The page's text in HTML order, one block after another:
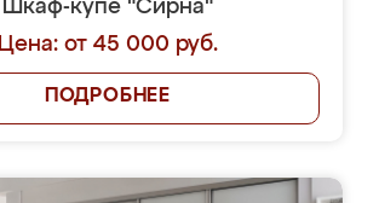
Шкаф-купе "Сирна"
Цена: от 45 000 руб.
ПОДРОБНЕЕ